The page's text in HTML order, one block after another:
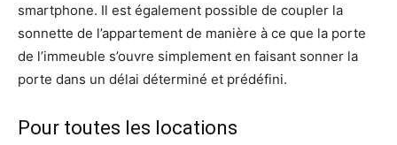
smartphone. Il est également possible de coupler la
sonnette de l’appartement de manière à ce que la porte
de l’immeuble s’ouvre simplement en faisant sonner la
porte dans un délai déterminé et prédéfini.
Pour toutes les locations